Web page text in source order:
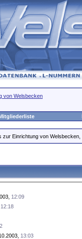
von Welsbecken
zur Einrichtung von
12:09
12:18
13:03